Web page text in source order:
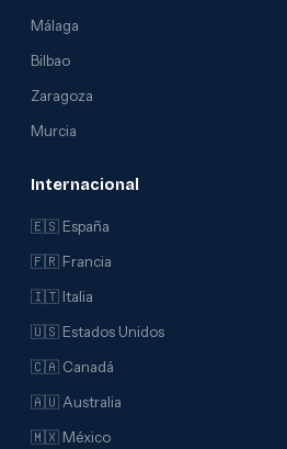
Málaga
Bilbao
Zaragoza
Murcia
Internacional
🇪🇸 España
🇫🇷 Francia
🇮🇹 Italia
🇺🇸 Estados Unidos
🇨🇦 Canadá
🇦🇺 Australia
🇲🇽 México